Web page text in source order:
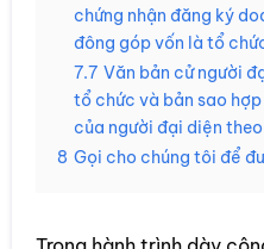
chứng nhận đăng ký
đông góp vốn là tổ
7.7 Văn bản cử người
tổ chức và bản sao
của người đại diện
8 Gọi cho chúng tôi để